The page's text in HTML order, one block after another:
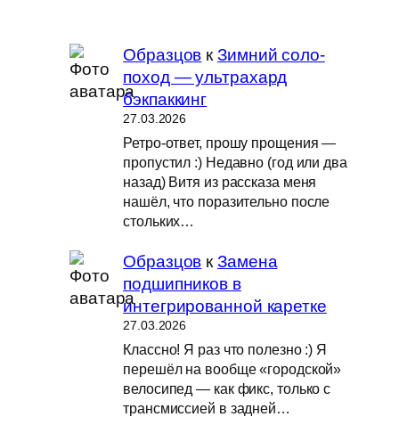
Образцов кЗимний соло-
поход — ультрахард
бэкпаккинг
27.03.2026
Ретро-ответ, прошу прощения —
пропустил :) Недавно (год или два
назад) Витя из рассказа меня
нашёл, что поразительно после
стольких…
Образцов кЗамена
подшипников в
интегрированной каретке
27.03.2026
Классно! Я раз что полезно :) Я
перешёл на вообще «городской»
велосипед — как фикс, только с
трансмиссией в задней…